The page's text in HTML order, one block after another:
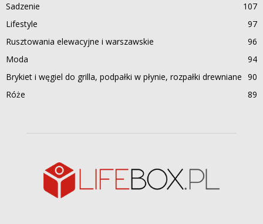
Sadzenie
107
Lifestyle
97
Rusztowania elewacyjne i warszawskie
96
Moda
94
Brykiet i węgiel do grilla, podpałki w płynie, rozpałki drewniane 90
Róże
89